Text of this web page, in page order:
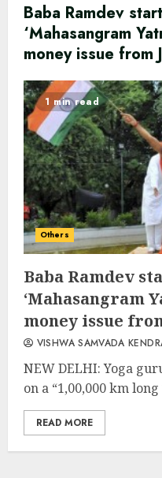
Baba Ramdev
‘Mahasangram
money issue from
1 min read
Others
Baba Ramdev
‘Mahasangram
money issue
VISHWA SAMVADA
NEW DELHI: Yoga
on a “1,00,000 km
READ MORE